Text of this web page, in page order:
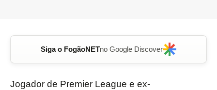
Siga o FogãoNETno Google Discover
Jogador de Premier League e ex-